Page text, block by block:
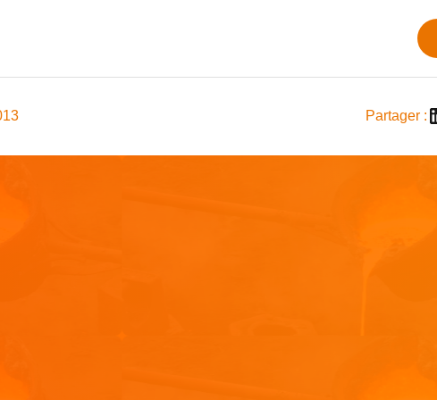
Partager :